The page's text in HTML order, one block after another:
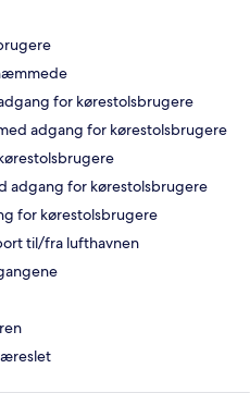
for kørestolsbrugere
adgang for kørestolsbrugere
adgang for kørestolsbrugere
for kørestolsbrugere
til/fra lufthavnen